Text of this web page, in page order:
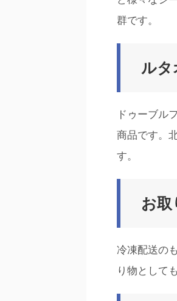
群です。
ルタ
ドゥーブル
商品です。
す。
お取
冷凍配送の
り物として